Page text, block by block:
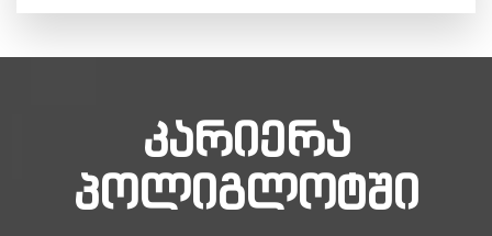
კარიერა
პოლიგლოტში